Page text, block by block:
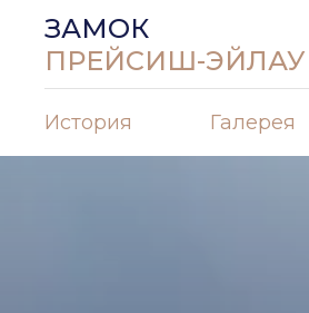
ЗАМОК
ПРЕЙСИШ-ЭЙЛАУ
История Галерея